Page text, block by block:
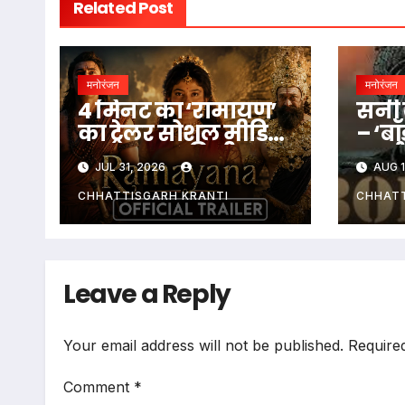
Related Post
मनोरंजन
4 मिनट का ‘रामायण’
का ट्रेलर सोशल मीडिया
पर वायरल , दिखी इन
किरदारों की झलक…
JUL 31, 2026
CHHATTISGARH KRANTI
मनोरंजन
सनी
–
AUG
Leave a Reply
Your email address will not be published.
Comment *